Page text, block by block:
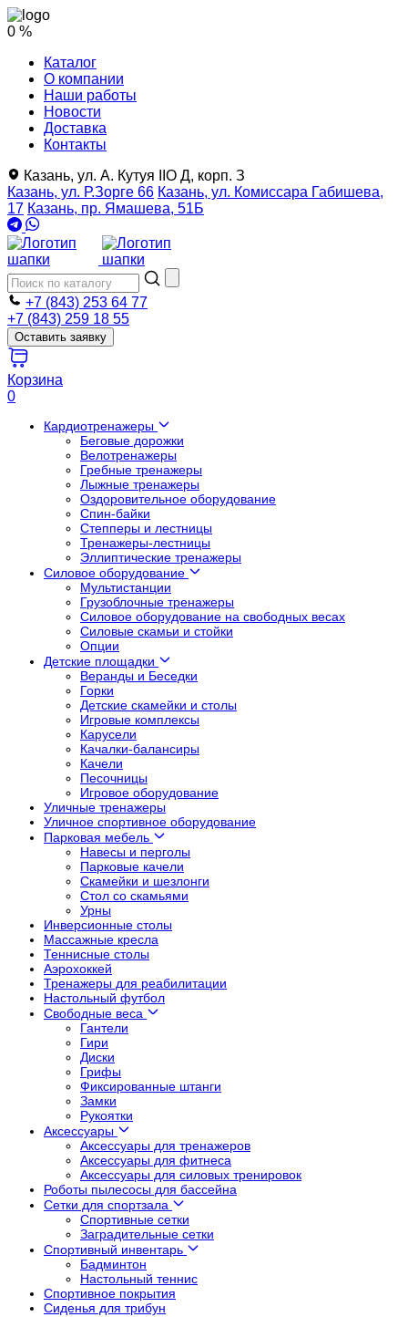
0 %
Каталог
О компании
Наши работы
Новости
Доставка
Контакты
Казань, ул. А. Кутуя IIO Д, корп. З
Казань, ул. Р.Зорге 66 Казань, ул. Комиссара Габишева,
17 Казань, пр. Ямашева, 51Б
+7 (843) 253 64 77
+7 (843) 259 18 55
Оставить заявку
Корзина
0
Кардиотренажеры
Беговые дорожки
Велотренажеры
Гребные тренажеры
Лыжные тренажеры
Оздоровительное оборудование
Спин-байки
Степперы и лестницы
Тренажеры-лестницы
Эллиптические тренажеры
Силовое оборудование
Мультистанции
Грузоблочные тренажеры
Силовое оборудование на свободных весах
Силовые скамьи и стойки
Опции
Детские площадки
Веранды и Беседки
Горки
Детские скамейки и столы
Игровые комплексы
Карусели
Качалки-балансиры
Качели
Песочницы
Игровое оборудование
Уличные тренажеры
Уличное спортивное оборудование
Парковая мебель
Навесы и перголы
Парковые качели
Скамейки и шезлонги
Стол со скамьями
Урны
Инверсионные столы
Массажные кресла
Теннисные столы
Аэрохоккей
Тренажеры для реабилитации
Настольный футбол
Свободные веса
Гантели
Гири
Диски
Грифы
Фиксированные штанги
Замки
Рукоятки
Аксессуары
Аксессуары для тренажеров
Аксессуары для фитнеса
Аксессуары для силовых тренировок
Роботы пылесосы для бассейна
Сетки для спортзала
Спортивные сетки
Заградительные сетки
Спортивный инвентарь
Бадминтон
Настольный теннис
Спортивное покрытия
Сиденья для трибун